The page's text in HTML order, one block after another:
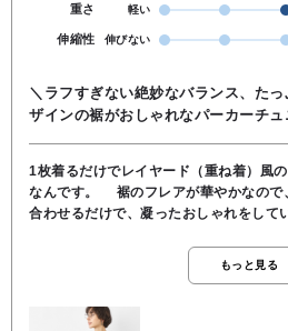
重さ 軽い
伸縮性 伸びない
＼ラフすぎない絶妙なバランス、た
ザインの裾がおしゃれなパーカーチュ
1枚着るだけでレイヤード（重ね着）風
なんです。 裾のフレアが華やかなので、シンプルな細身のパンツを
合わせるだけで、凝ったおしゃれをしている
地）部分がふんわりカバーしてくれるの
をドッキングさせているのが新鮮です。 ★着丈84cm/肩幅51cm/身幅
もっと見る